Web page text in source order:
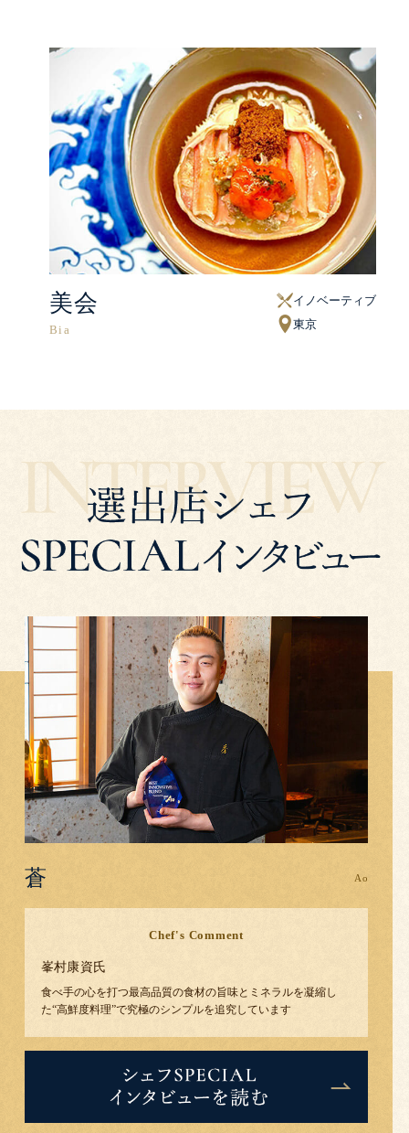
美会
イノベーティブ
東京
蒼
Chef's Comment
峯村康資 氏
食べ手の心を打つ最高品質の食材の旨味とミネラルを凝縮し
た“高鮮度料理”で究極のシンプルを追究しています